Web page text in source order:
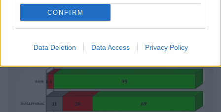
CONFIRM
Data Deletion Data Access Privacy Policy
(gallery)